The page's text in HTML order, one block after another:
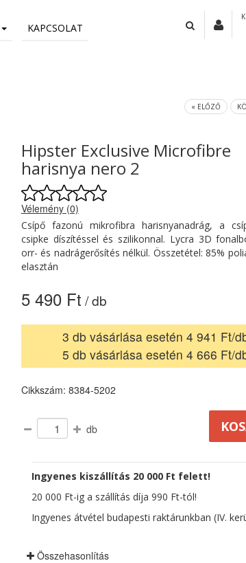
KAPCSOLAT
« ELŐZŐ
Hipster Exclusive Microfibre
harisnya nero 2
Vélemény (0)
Csípő fazonú mikrofibra harisnyanadrág, a
csipke díszítéssel és szilikonnal. Lycra 3D
orr- és nadrágerősítés nélkül. Összetétel: 85%
elasztán
5 490 Ft / db
3 db vásárlása esetén 4 941 Ft/
5 db vásárlása esetén 4 666 Ft/
Cikkszám: 8384-5202
db
Ingyenes kiszállítás 20 000 Ft felett!
20 000 Ft-ig a szállítás díja 990 Ft-tól!
Ingyenes átvétel budapesti raktárunkban (IV.
Összehasonlítás